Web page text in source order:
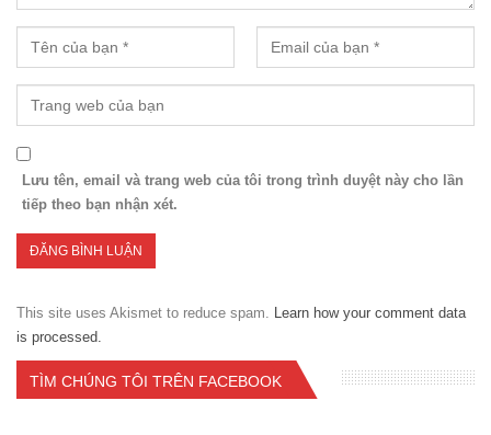
Lưu tên, email và trang web của tôi trong trình duyệt này cho lần
tiếp theo bạn nhận xét.
This site uses Akismet to reduce spam. Learn how your comment data
is processed.
TÌM CHÚNG TÔI TRÊN FACEBOOK